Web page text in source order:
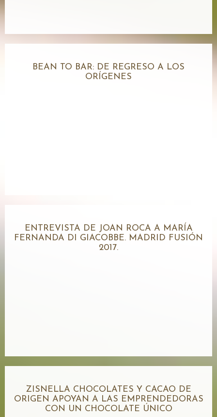
BEAN TO BAR: DE REGRESO A LOS
ORÍGENES
ENTREVISTA DE JOAN ROCA A MARÍA
FERNANDA DI GIACOBBE. MADRID FUSIÓN
2017.
ZISNELLA CHOCOLATES Y CACAO DE
ORIGEN APOYAN A LAS EMPRENDEDORAS
CON UN CHOCOLATE ÚNICO